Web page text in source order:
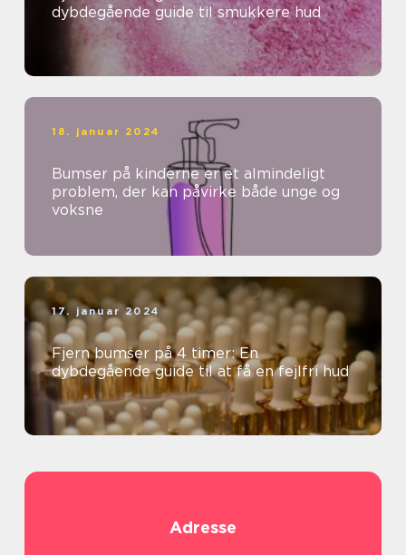
dybdegående guide til smukkere hud
18. januar 2024
Bumser på kinderne er et almindeligt
problem, der kan påvirke både unge og
voksne
17. januar 2024
Fjern bumser på 4 timer: En
dybdegående guide til at få en fejlfri hud
Adresse